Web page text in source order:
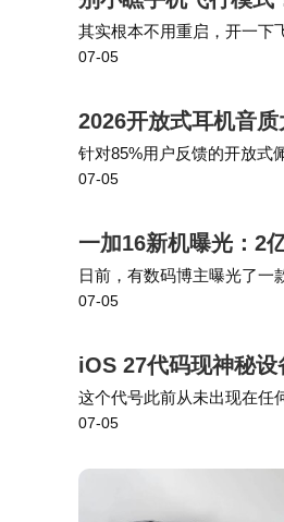
其实根本不用重启，开一下
重启快十倍都不止。 身边
07-05
2026开放式耳机音
针对85%用户反馈的开放式
ck稳态仿生结构设计，通过
07-05
一加16新机曝光：2
日前，有数码博主曝光了一
且该博主还翻出了其此前曝
07-05
iOS 27代码现神秘
这个代号此前从未出现在任
张图像。现在 iOS 27 的代
07-05